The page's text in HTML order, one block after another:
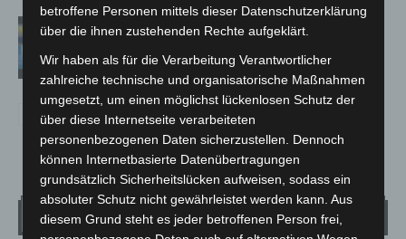
Vermisste Seniorin aus Godshorn tot
Wetter
betroffene Personen mittels dieser Datenschutzerklärung
über die ihnen zustehenden Rechte aufgeklärt.
Wir haben als für die Verarbeitung Verantwortlicher
zahlreiche technische und organisatorische Maßnahmen
umgesetzt, um einen möglichst lückenlosen Schutz der
über diese Internetseite verarbeiteten
personenbezogenen Daten sicherzustellen. Dennoch
können Internetbasierte Datenübertragungen
grundsätzlich Sicherheitslücken aufweisen, sodass ein
absoluter Schutz nicht gewährleistet werden kann. Aus
diesem Grund steht es jeder betroffenen Person frei,